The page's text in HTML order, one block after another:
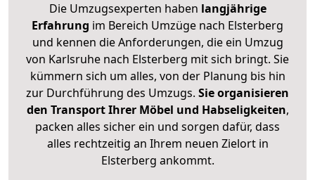
Die Umzugsexperten haben langjährige
Erfahrung im Bereich Umzüge nach Elsterberg
und kennen die Anforderungen, die ein Umzug
von Karlsruhe nach Elsterberg mit sich bringt. Sie
kümmern sich um alles, von der Planung bis hin
zur Durchführung des Umzugs. Sie organisieren
den Transport Ihrer Möbel und Habseligkeiten,
packen alles sicher ein und sorgen dafür, dass
alles rechtzeitig an Ihrem neuen Zielort in
Elsterberg ankommt.